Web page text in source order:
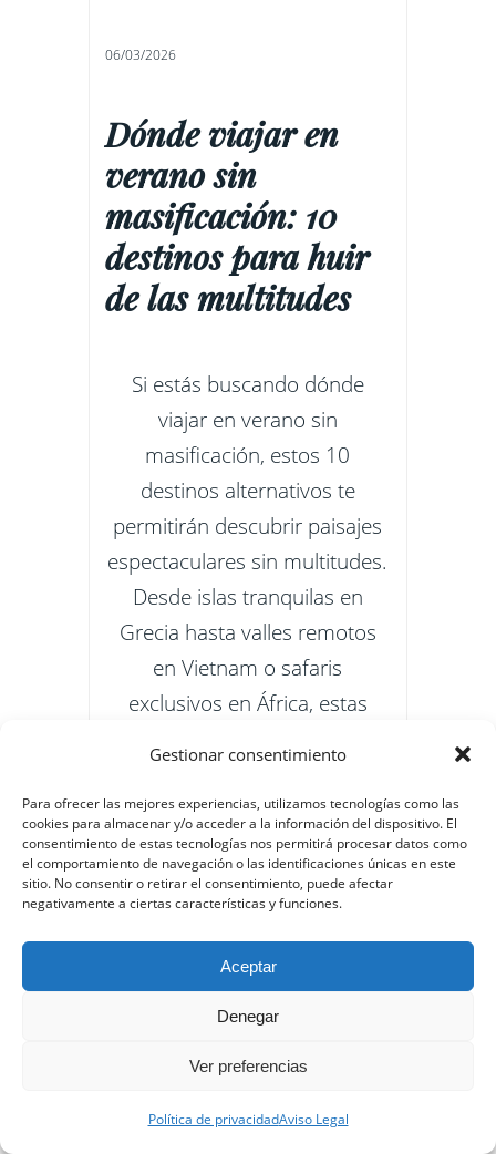
Gestionar consentimiento
Para ofrecer las mejores experiencias, utilizamos tecnologías como las
cookies para almacenar y/o acceder a la información del dispositivo. El
consentimiento de estas tecnologías nos permitirá procesar datos como
el comportamiento de navegación o las identificaciones únicas en este
sitio. No consentir o retirar el consentimiento, puede afectar
negativamente a ciertas características y funciones.
Aceptar
Denegar
Ver preferencias
Política de privacidadAviso Legal
06/03/2026
Dónde viajar en
verano sin
masificación: 10
destinos para huir
de las multitudes
Si estás buscando dónde
viajar en verano sin
masificación, estos 10
destinos alternativos te
permitirán descubrir paisajes
espectaculares sin multitudes.
Desde islas tranquilas en
Grecia hasta valles remotos
en Vietnam o safaris
exclusivos en África, estas
del turismo masivo.
GRECIA INDONESIA JAPÓN
SUECIA
Seguir leyendo